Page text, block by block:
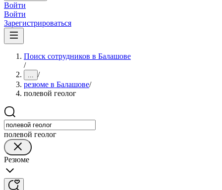
Войти
Войти
Зарегистрироваться
Поиск сотрудников в Балашове
/
... /
резюме в Балашове/
полевой геолог
полевой геолог
Резюме